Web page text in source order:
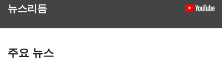
뉴스리듬
주요 뉴스